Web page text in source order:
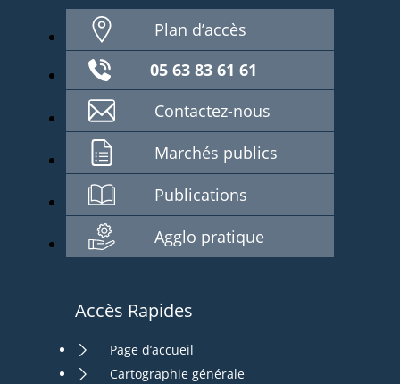
Plan d’accès
05 63 83 61 61
Contactez-nous
Marchés publics
Publications
Agglo pratique
Accès Rapides
Page d’accueil
Cartographie générale